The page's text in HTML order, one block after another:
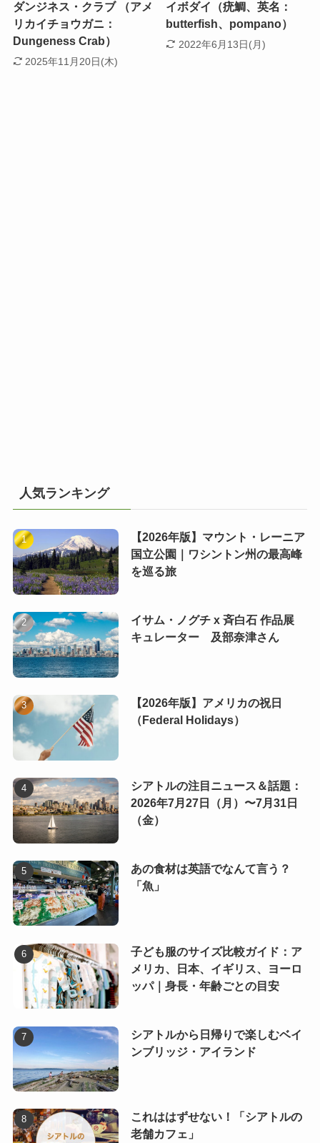
ダンジネス・クラブ （アメ
リカイチョウガニ：
Dungeness Crab）
2025年11月20日(木)
イボダイ（疣鯛、英名：
butterfish、pompano）
2022年6月13日(月)
人気ランキング
【2026年版】マウント・レーニア
国立公園｜ワシントン州の最高峰
を巡る旅
イサム・ノグチ x 斉白石 作品展
キュレーター 及部奈津さん
【2026年版】アメリカの祝日
（Federal Holidays）
シアトルの注目ニュース＆話題：
2026年7月27日（月）〜7月31日
（金）
あの食材は英語でなんて言う？
「魚」
子ども服のサイズ比較ガイド：ア
メリカ、日本、イギリス、ヨーロ
ッパ｜身長・年齢ごとの目安
シアトルから日帰りで楽しむベイ
ンブリッジ・アイランド
これははずせない！「シアトルの
老舗カフェ」